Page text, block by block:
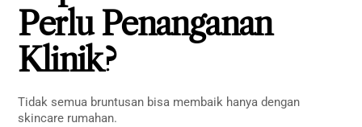
Perlu Penanganan
Klinik?
Tidak semua bruntusan bisa membaik hanya dengan
skincare rumahan.